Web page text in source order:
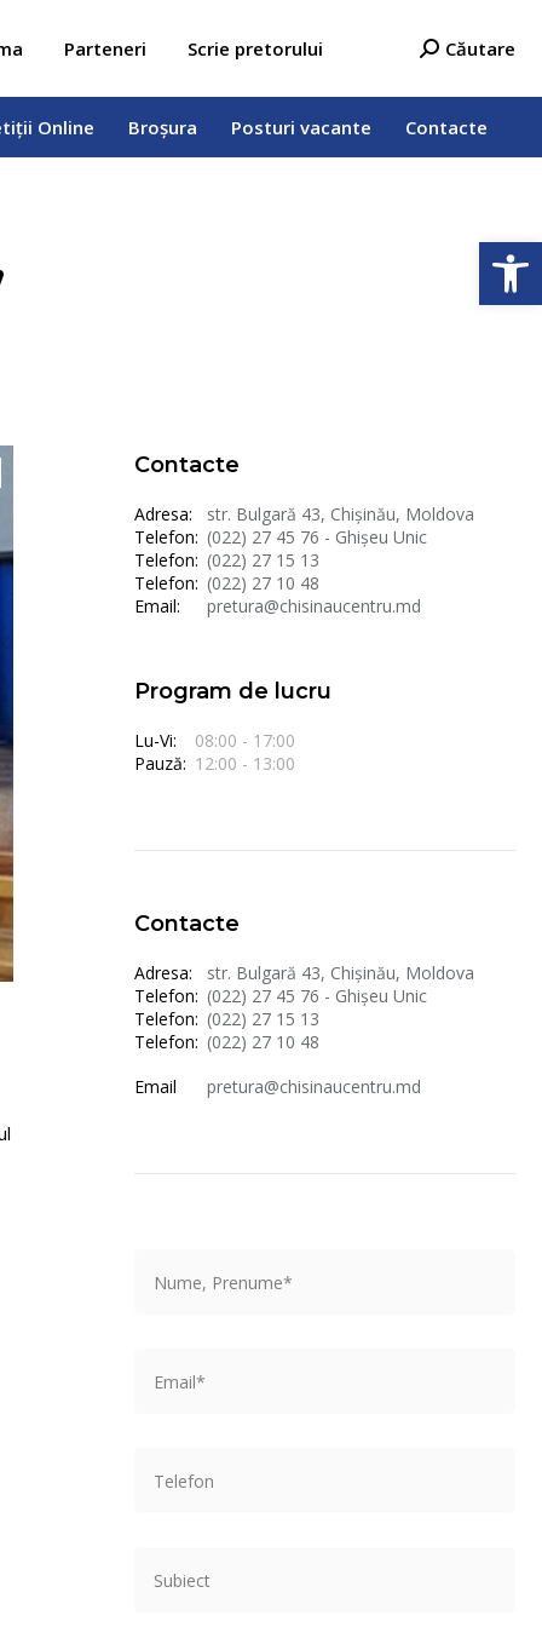
Parteneri Scrie pretorului Search:
Căutare
Online Broșura Posturi vacante Contacte
Contacte
Adresa:
str. Bulgară 43, Chișinău, Moldova
Telefon: (022) 27 45 76 - Ghișeu Unic
Telefon: (022) 27 15 13
Telefon: (022) 27 10 48
Email:
pretura@chisinaucentru.md
Program de lucru
Lu-Vi:
08:00 - 17:00
Pauză: 12:00 - 13:00
Contacte
Adresa:
str. Bulgară 43, Chișinău, Moldova
Telefon: (022) 27 45 76 - Ghișeu Unic
Telefon: (022) 27 15 13
Telefon: (022) 27 10 48
Email
pretura@chisinaucentru.md
Online Broșura Posturi vacante Contacte